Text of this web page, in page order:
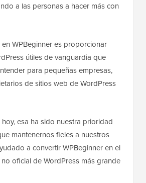
a las personas a hacer más con
WPBeginner es proporcionar
útiles de vanguardia que
para pequeñas empresas,
de sitios web de WordPress
esa ha sido nuestra prioridad
mantenernos fieles a nuestros
a convertir WPBeginner en el
oficial de WordPress más grande